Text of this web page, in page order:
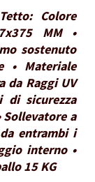
Colore
MM •
sostenuto
• Materiale
da Raggi UV
di sicurezza
Sollevatore a
entrambi i
interno •
15 KG